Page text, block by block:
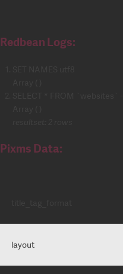
Redbean Logs:
Pixms Data:
layout